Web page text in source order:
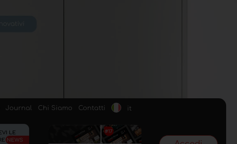
Journal Chi Siamo Contatti it